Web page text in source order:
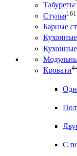
Табуреты
Стулья161
Барные
Кровати
С